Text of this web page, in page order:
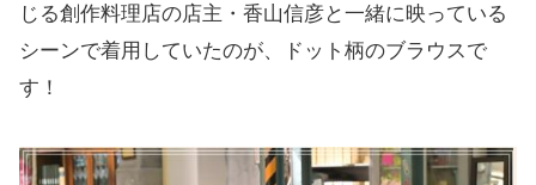
じる創作料理店の店主・香山信彦と一緒に映っている
シーンで着用していたのが、ドット柄のブラウスで
す！